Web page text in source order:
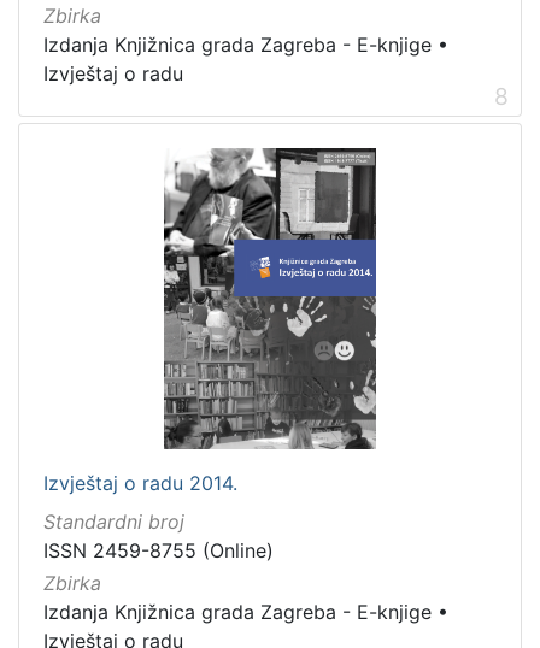
Zbirka
Izdanja Knjižnica grada Zagreba - E-knjige •
Izvještaj o radu
8
Izvještaj o radu 2014.
Standardni broj
ISSN 2459-8755 (Online)
Zbirka
Izdanja Knjižnica grada Zagreba - E-knjige •
Izvještaj o radu